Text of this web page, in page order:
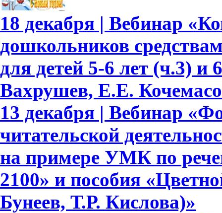
18 декабря | Вебинар
дошкольников
для детей 5-6 лет (ч.3)
Вахрушев, Е.Е.
13 декабря | Вебинар
читательской
на примере УМК по
2100» и пособия
Бунеев, Т.Р. Кислова)»